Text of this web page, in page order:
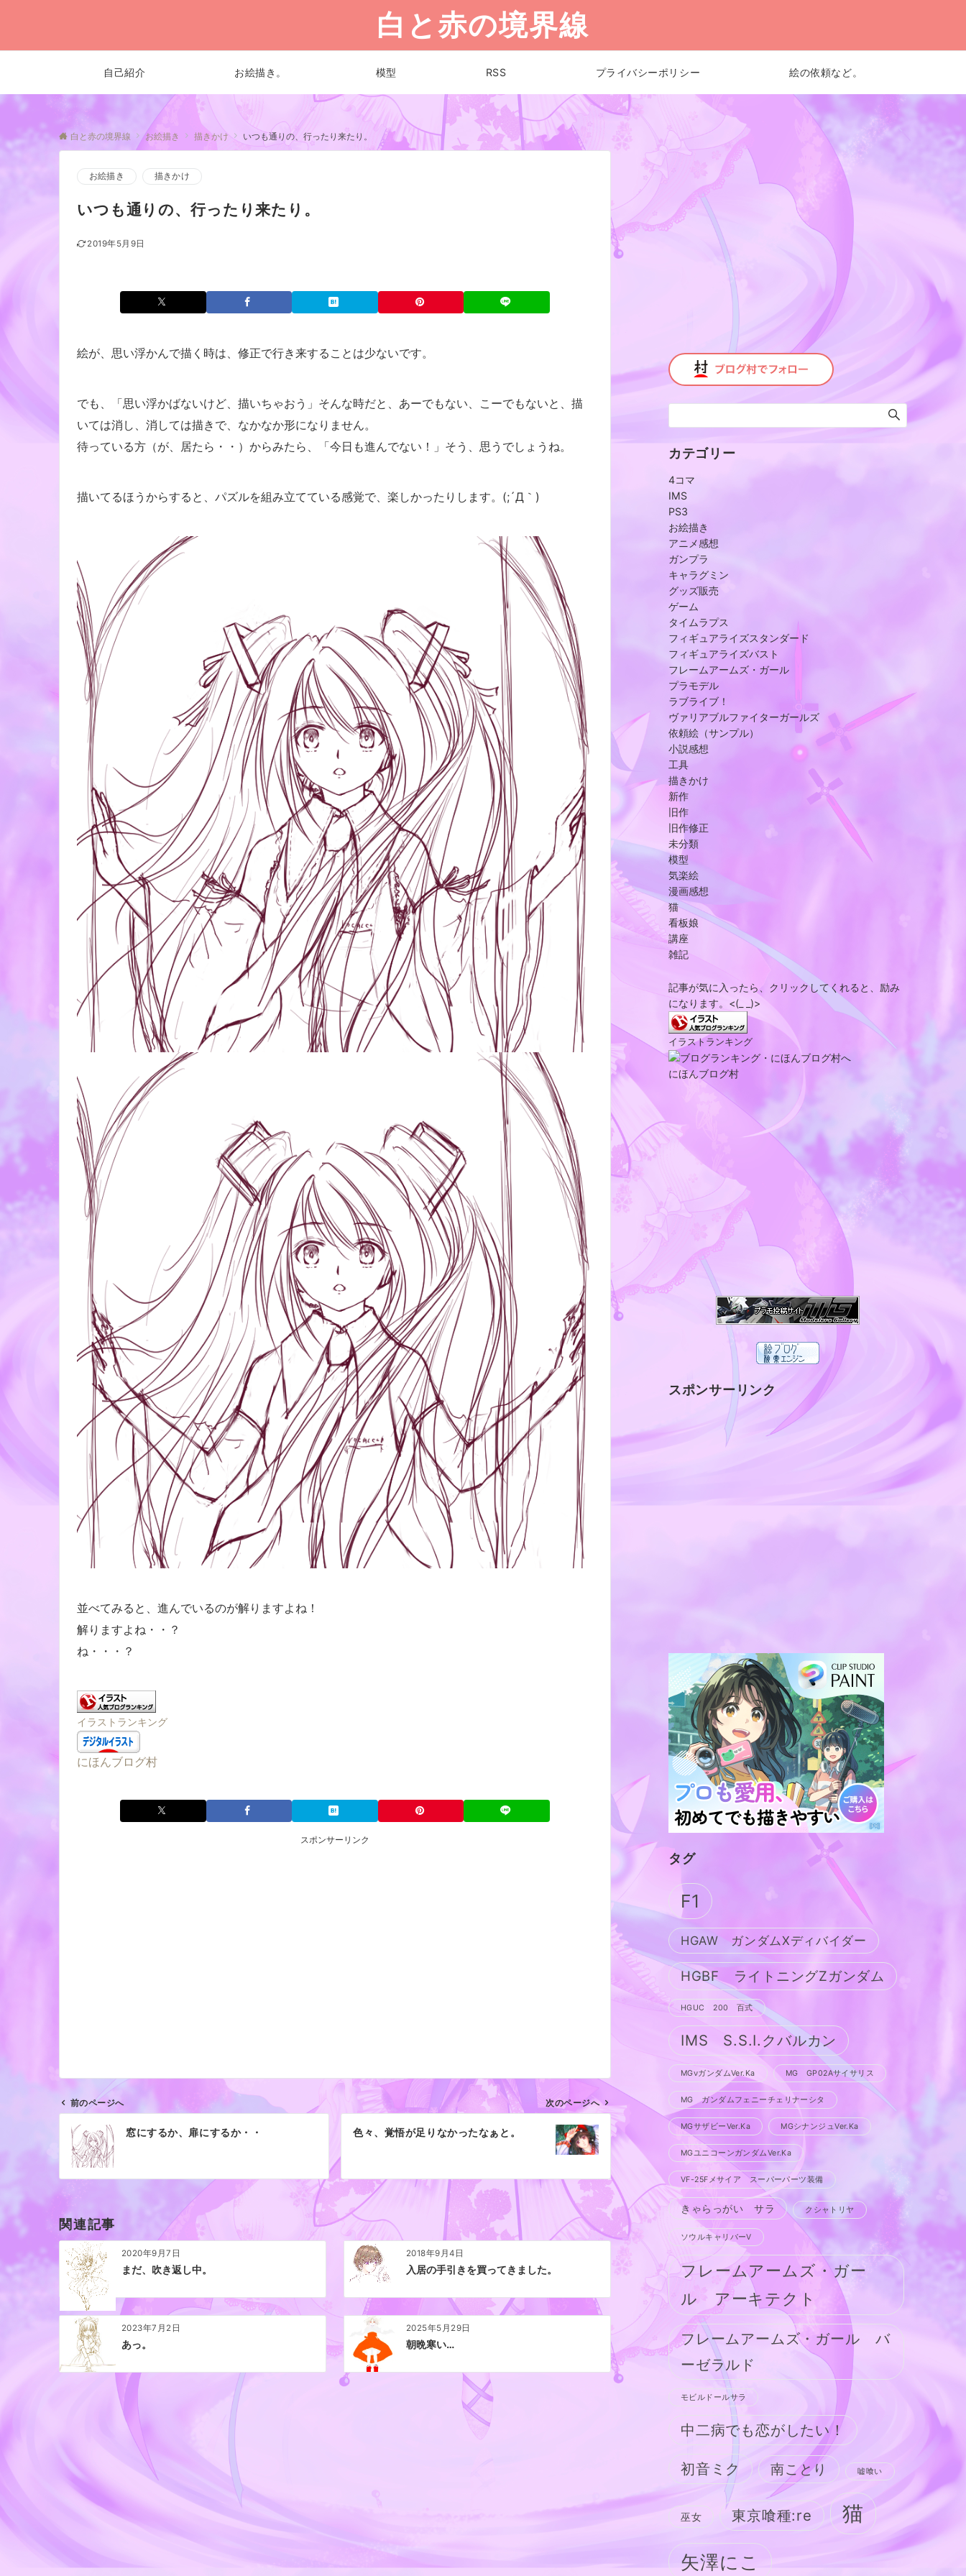
白と赤の境界線
自己紹介 お絵描き。 模型 RSS プライバシーポリシー 絵の依頼など。
白と赤の境界線 お絵描き 描きかけ いつも通りの、行ったり来たり。
お絵描き 描きかけ
いつも通りの、行ったり来たり。
2019年5月9日
絵が、思い浮かんで描く時は、修正で行き来することは少ないです。
でも、「思い浮かばないけど、描いちゃおう」そんな時だと、あーでもない、こーでもないと、描
いては消し、消しては描きで、なかなか形になりません。
待っている方（が、居たら・・）からみたら、「今日も進んでない！」そう、思うでしょうね。
描いてるほうからすると、パズルを組み立てている感覚で、楽しかったりします。(;´Д｀)
並べてみると、進んでいるのが解りますよね！
解りますよね・・？
ね・・・？
イラストランキング
にほんブログ村
スポンサーリンク
ビ
ゲ
ー
シ
ョ
ン
前のページへ
窓にするか、扉にするか・・
次のページへ
色々、覚悟が足りなかったなぁと。
関連記事
2020年9月7日
まだ、吹き返し中。
2018年9月4日
入居の手引きを買ってきました。
2023年7月2日
あっ。
2025年5月29日
朝晩寒い…
カテゴリー
4コマ
IMS
PS3
お絵描き
アニメ感想
ガンプラ
キャラグミン
グッズ販売
ゲーム
タイムラプス
フィギュアライズスタンダード
フィギュアライズバスト
フレームアームズ・ガール
プラモデル
ラブライブ！
ヴァリアブルファイターガールズ
依頼絵（サンプル）
小説感想
工具
描きかけ
新作
旧作
旧作修正
未分類
模型
気楽絵
漫画感想
猫
看板娘
講座
雑記
記事が気に入ったら、クリックしてくれると、励み
になります。<(_ _)>
イラストランキング
にほんブログ村
スポンサーリンク
タグ
F1
HGAW ガンダムXディバイダー
HGBF ライトニングZガンダム
HGUC 200 百式
IMS S.S.I.クバルカン
MGνガンダムVer.Ka MG GP02Aサイサリス
MG ガンダムフェニーチェリナーシタ
MGサザビーVer.Ka MGシナンジュVer.Ka
MGユニコーンガンダムVer.Ka
VF-25Fメサイア スーパーパーツ装備
きゃらっがい サラ クシャトリヤ
ソウルキャリバーV
フレームアームズ・ガー
ル アーキテクト
フレームアームズ・ガール バ
ーゼラルド
モビルドールサラ
中二病でも恋がしたい！
初音ミク 南ことり 嘘喰い
巫女 東京喰種:re 猫
矢澤にこ